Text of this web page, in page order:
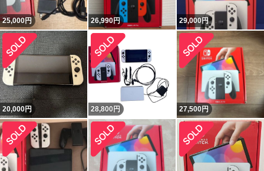
25,000円 26,990円 29,000円
20,000円 28,800 円 27,500円